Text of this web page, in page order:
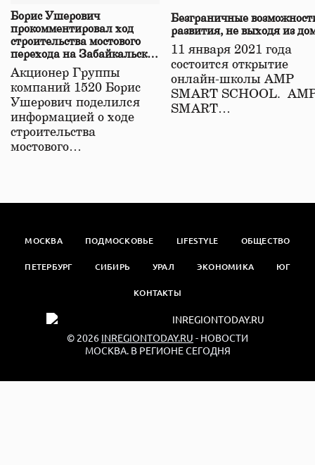
Борис Ушерович
прокомментировал ход
строительства мостового
перехода на Забайкальской
железной дороге
Акционер Группы
компаний 1520 Борис
Ушерович поделился
информацией о ходе
строительства
мостового…
Безграничные
развития, не выходя из
11 января 2021 года
состоится открытие
онлайн-школы АМР
SMART SCHOOL.
SMART…
МОСКВА ПОДМОСКОВЬЕ LIFESTYLE ОБЩЕСТВО
ПЕТЕРБУРГ СИБИРЬ УРАЛ ЭКОНОМИКА ЮГ
КОНТАКТЫ
© 2026 INREGIONTODAY.RU - НОВОСТИ
МОСКВА. В РЕГИОНЕ СЕГОДНЯ